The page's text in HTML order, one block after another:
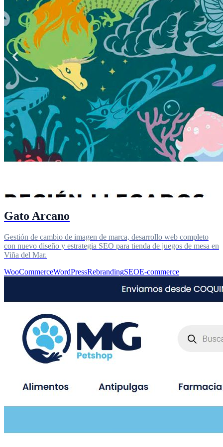
Gato Arcano
Gestión de cambio de imagen de marca, desarrollo web completo
con nuevo diseño y estrategia SEO para tienda de juegos de mesa en
Viña del Mar.
WooCommerceWordPressRebrandingSEOE-commerce